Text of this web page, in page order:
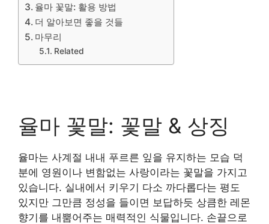
율마 꽃말: 활용 방법
더 알아보면 좋을 것들
마무리
Related
율마 꽃말: 꽃말 & 상징
율마는 사계절 내내 푸르른 잎을 유지하는 모습 덕
분에 영원이나 변함없는 사랑이라는 꽃말을 가지고
있습니다. 실내에서 키우기 다소 까다롭다는 평도
있지만 그만큼 정성을 들이면 보답하듯 상큼한 레몬
향기를 내뿜어주는 매력적인 식물입니다. 손끝으로